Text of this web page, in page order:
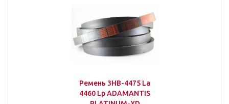
Ремень 3НВ-4475 La
4460 Lp ADAMANTIS